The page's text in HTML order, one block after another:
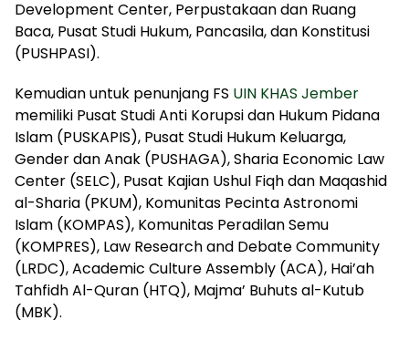
Development Center, Perpustakaan dan Ruang
Baca, Pusat Studi Hukum, Pancasila, dan Konstitusi
(PUSHPASI).
Kemudian untuk penunjang FS UIN KHAS Jember
memiliki Pusat Studi Anti Korupsi dan Hukum Pidana
Islam (PUSKAPIS), Pusat Studi Hukum Keluarga,
Gender dan Anak (PUSHAGA), Sharia Economic Law
Center (SELC), Pusat Kajian Ushul Fiqh dan Maqashid
al-Sharia (PKUM), Komunitas Pecinta Astronomi
Islam (KOMPAS), Komunitas Peradilan Semu
(KOMPRES), Law Research and Debate Community
(LRDC), Academic Culture Assembly (ACA), Hai’ah
Tahfidh Al-Quran (HTQ), Majma’ Buhuts al-Kutub
(MBK).